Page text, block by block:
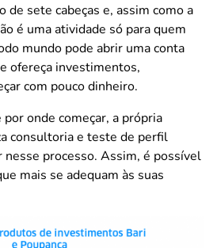
de sete cabeças e, assim como a
é uma atividade só para quem
mundo pode abrir uma conta
ofereça investimentos,
com pouco dinheiro.
por onde começar, a própria
consultoria e teste de perfil
nesse processo. Assim, é possível
mais se adequam às suas